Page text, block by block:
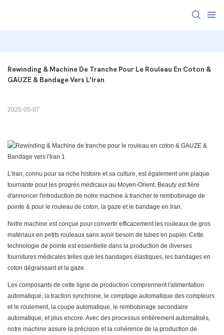
Rewinding & Machine De Tranche Pour Le Rouleau En Coton &
GAUZE & Bandage Vers L'Iran
2025-05-07
L'Iran, connu pour sa riche histoire et sa culture, est également une plaque
tournante pour les progrès médicaux au Moyen-Orient. Beauty est fière
d'annoncer l'introduction de notre machine à trancher le rembobinage de
pointe & pour le rouleau de coton, la gaze et le bandage en Iran.
Notre machine est conçue pour convertir efficacement les rouleaux de gros
matériaux en petits rouleaux sans avoir besoin de tubes en papier. Cette
technologie de pointe est essentielle dans la production de diverses
fournitures médicales telles que les bandages élastiques, les bandages en
coton dégraissant et la gaze.
Les composants de cette ligne de production comprennent l'alimentation
automatique, la traction synchrone, le comptage automatique des compteurs
et le roulement, la coupe automatique, le rembobinage secondaire
automatique, et plus encore. Avec des processus entièrement automatisés,
notre machine assure la précision et la cohérence de la production de